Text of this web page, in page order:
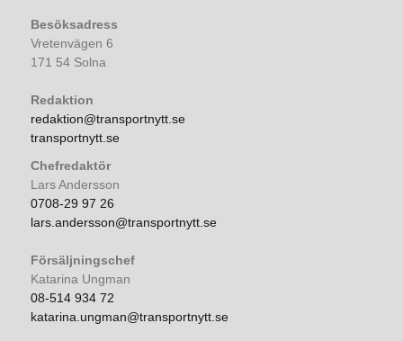
Besöksadress
Vretenvägen 6
171 54 Solna
Redaktion
redaktion@transportnytt.se
transportnytt.se
Chefredaktör
Lars Andersson
0708-29 97 26
lars.andersson@transportnytt.se
Försäljningschef
Katarina Ungman
08-514 934 72
katarina.ungman@transportnytt.se